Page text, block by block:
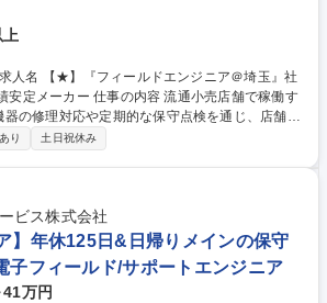
内容 流通小売店舗で稼働す
の修理対応や定期的な保守点検を通じ、店舗運
う重要な社会インフラを裏側から支える現場密着
速な復旧を図ります。 ・新規機器の納品設置：
に伴い、機器の設置や初期設定を行い、現場ス
指導します。 ・定期保守と点検：トラブルを未
動作確認を実施し、円滑な店舗運営と商品の安定
ンジニア＠
日/業績安定メーカー
り 土日祝休み
ビス株式会社
】年休125日&日帰りメインの保守
子フィールド/サポートエンジニア
万円